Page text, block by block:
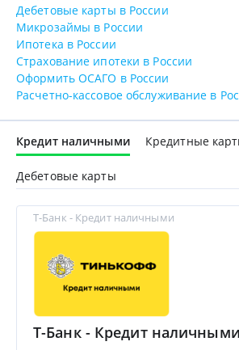
Дебетовые карты в России
Микрозаймы в России
Ипотека в России
Страхование ипотеки в России
Оформить ОСАГО в России
Расчетно-кассовое обслуживание в
Кредит наличными Кредитные
Дебетовые карты
Т-Банк - Кредит наличными
Т-Банк - Кредит наличными